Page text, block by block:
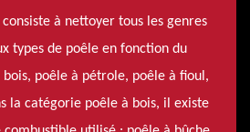
à nettoyer tous les genres
types de poêle en fonction du
poêle à pétrole, poêle à fioul,
la catégorie poêle à bois, il existe